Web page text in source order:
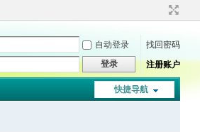
自动登录
找回密码
登录 注册账户
快捷导航